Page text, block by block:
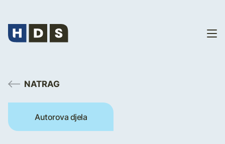
NATRAG
Autorova djela